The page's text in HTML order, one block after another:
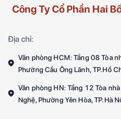
Công Ty Cổ Phần Hai
Địa chỉ:
Văn phòng HCM: Tầng 08 Tòa
Phường Cầu Ông Lãnh, TP.Hồ
Văn phòng HN: Tầng 12 Tòa
Nghệ, Phường Yên Hòa, TP.Hà